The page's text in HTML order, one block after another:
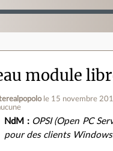
module
le 15 novembre
NdM : OPSI (Open PC
pour des clients